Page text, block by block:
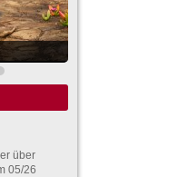
über
05/26